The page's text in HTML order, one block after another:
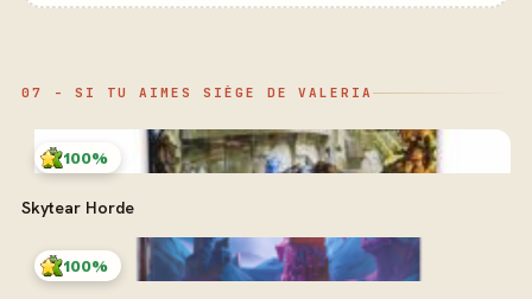
07 - SI TU AIMES SIÈGE DE VALERIA
100%
Skytear Horde
100%